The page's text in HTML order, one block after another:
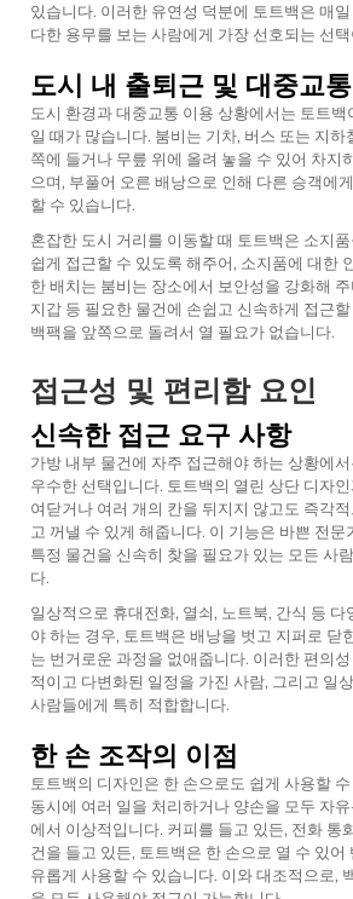
있습니다. 이러한 유연성 덕분에 토트백은 매
다한 용무를 보는 사람에게 가장 선호되는 선
도시 내 출퇴근 및 대중교
도시 환경과 대중교통 이용 상황에서는 토트백
일 때가 많습니다. 붐비는 기차, 버스 또는 지
쪽에 들거나 무릎 위에 올려 놓을 수 있어 차지
으며, 부풀어 오른 배낭으로 인해 다른 승객에
할 수 있습니다.
혼잡한 도시 거리를 이동할 때 토트백은 소지
쉽게 접근할 수 있도록 해주어, 소지품에 대한
한 배치는 붐비는 장소에서 보안성을 강화해
지갑 등 필요한 물건에 손쉽고 신속하게 접근
백팩을 앞쪽으로 돌려서 열 필요가 없습니다.
접근성 및 편리함 요인
신속한 접근 요구 사항
가방 내부 물건에 자주 접근해야 하는 상황에
우수한 선택입니다. 토트백의 열린 상단 디자
여닫거나 여러 개의 칸을 뒤지지 않고도 즉각
고 꺼낼 수 있게 해줍니다. 이 기능은 바쁜 전문
특정 물건을 신속히 찾을 필요가 있는 모든 사
다.
일상적으로 휴대전화, 열쇠, 노트북, 간식 등 다
야 하는 경우, 토트백은 배낭을 벗고 지퍼로 닫
는 번거로운 과정을 없애줍니다. 이러한 편의
적이고 다변화된 일정을 가진 사람, 그리고 일
사람들에게 특히 적합합니다.
한 손 조작의 이점
토트백의 디자인은 한 손으로도 쉽게 사용할
동시에 여러 일을 처리하거나 양손을 모두 자
에서 이상적입니다. 커피를 들고 있든, 전화 통
건을 들고 있든, 토트백은 한 손으로 열 수 있어
유롭게 사용할 수 있습니다. 이와 대조적으로,